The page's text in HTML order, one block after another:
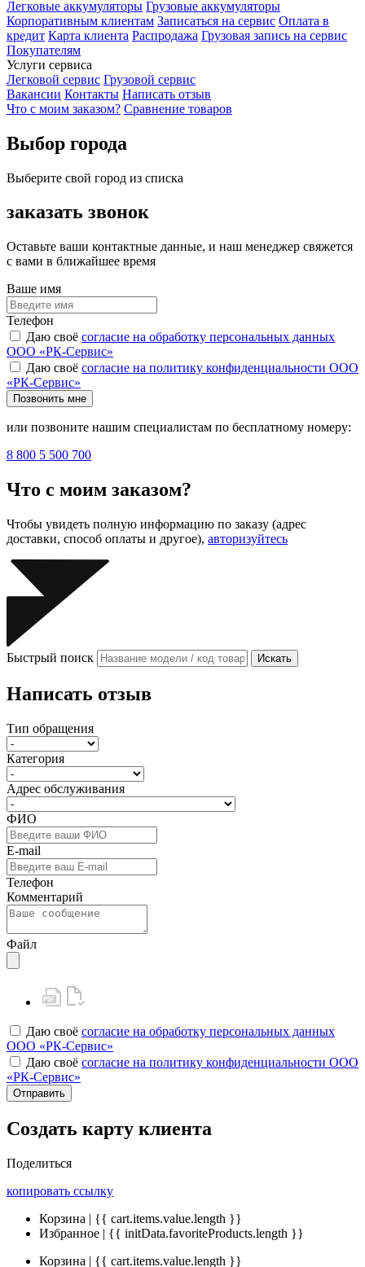
Легковые аккумуляторы Грузовые аккумуляторы
Корпоративным клиентам Записаться на сервис Оплата в
кредит Карта клиента Распродажа Грузовая запись на сервис
Покупателям
Услуги сервиса
Легковой сервис Грузовой сервис
Вакансии Контакты Написать отзыв
Что с моим заказом? Сравнение товаров
Выбор города
Выберите свой город из списка
заказать звонок
Оставьте ваши контактные данные, и наш менеджер свяжется
с вами в ближайшее время
Ваше имя
Телефон
Даю своё согласие на обработку персональных данных
ООО «РК-Сервис»
Даю своё согласие на политику конфиденциальности ООО
«РК-Сервис»
Позвонить мне
или позвоните нашим специалистам по бесплатному номеру:
8 800 5 500 700
Что с моим заказом?
Чтобы увидеть полную информацию по заказу (адрес
доставки, способ оплаты и другое), авторизуйтесь
Быстрый поиск Искать
Написать отзыв
Тип обращения
Категория
Адрес обслуживания
ФИО
E-mail
Телефон
Комментарий
Файл
Даю своё согласие на обработку персональных данных
ООО «РК-Сервис»
Даю своё согласие на политику конфиденциальности ООО
«РК-Сервис»
Отправить
Создать карту клиента
Поделиться
копировать ссылку
Корзина | {{ cart.items.value.length }}
Избранное | {{ initData.favoriteProducts.length }}
Корзина | {{ cart.items.value.length }}